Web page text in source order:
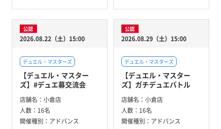
公認
2026.08.22（土）15:00
デュエル・マスターズ
【デュエル・マスター
ズ】#デュエ募交流会
店舗名： 小倉店
人数： 16名
開催種別： アドバンス
公認
2026.08.29（土）15:00
デュエル・マスターズ
【デュエル・マスター
ズ】ガチデュエバトル
店舗名： 小倉店
人数： 16名
開催種別： アドバンス